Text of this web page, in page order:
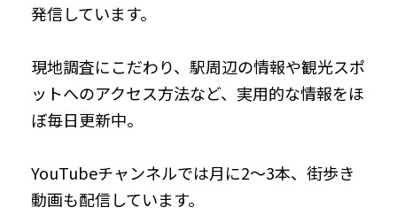
発信しています。
現地調査にこだわり、駅周辺の情報や観光スポ
ットへのアクセス方法など、実用的な情報をほ
ぼ毎日更新中。
YouTubeチャンネルでは月に2～3本、街歩き
動画も配信しています。